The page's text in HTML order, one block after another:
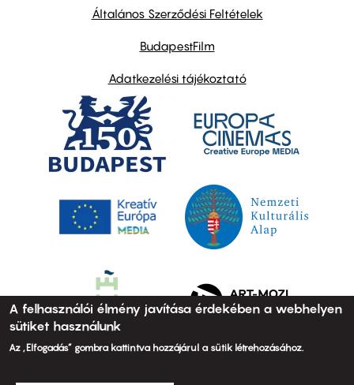
Általános Szerződési Feltételek
BudapestFilm
Adatkezelési tájékoztató
A felhasználói élmény javítása érdekében a webhelyen
sütiket használunk
Az „Elfogadás” gombra kattintva hozzájárul a sütik létrehozásához.